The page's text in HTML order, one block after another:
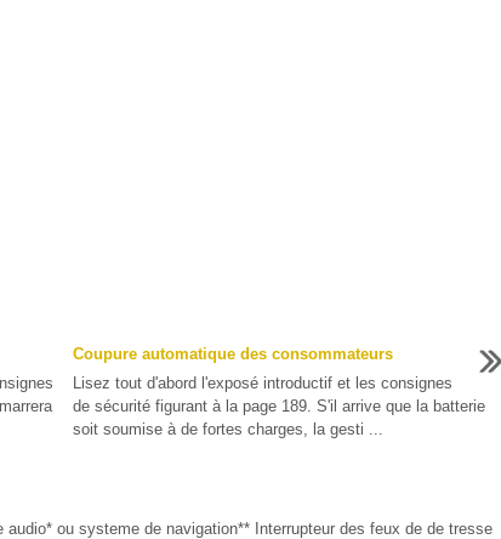
Coupure automatique des consommateurs
Lisez tout d'abord l'exposé introductif et les consignes
de sécurité figurant à la page 189. S'il arrive que la batterie
soit soumise à de fortes charges, la gesti ...
ou systeme de navigation** Interrupteur des feux de de tresse